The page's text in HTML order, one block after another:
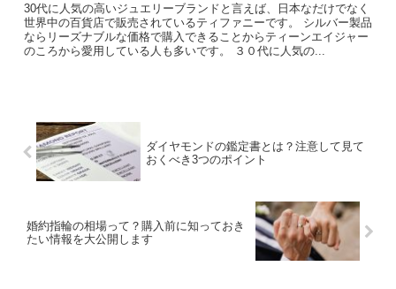
30代に人気の高いジュエリーブランドと言えば、日本なだけでなく
世界中の百貨店で販売されているティファニーです。 シルバー製品
ならリーズナブルな価格で購入できることからティーンエイジャー
のころから愛用している人も多いです。 ３０代に人気の...
ダイヤモンドの鑑定書とは？注意して見て
おくべき3つのポイント
婚約指輪の相場って？購入前に知っておき
たい情報を大公開します